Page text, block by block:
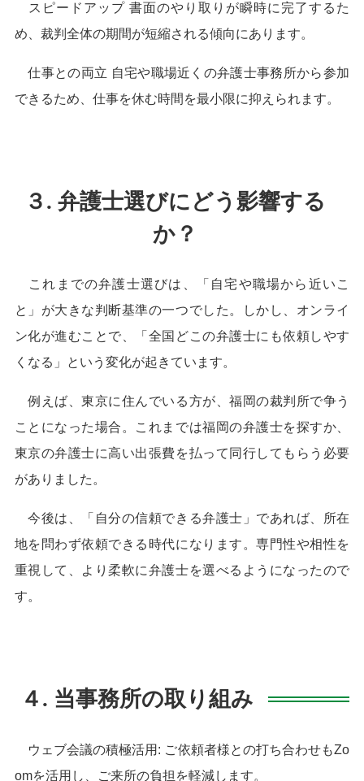
スピードアップ 書面のやり取りが瞬時に完了するた
め、裁判全体の期間が短縮される傾向にあります。
仕事との両立 自宅や職場近くの弁護士事務所から参加
できるため、仕事を休む時間を最小限に抑えられます。
３. 弁護士選びにどう影響する
か？
これまでの弁護士選びは、「自宅や職場から近いこ
と」が大きな判断基準の一つでした。しかし、オンライ
ン化が進むことで、「全国どこの弁護士にも依頼しやす
くなる」という変化が起きています。
例えば、東京に住んでいる方が、福岡の裁判所で争う
ことになった場合。これまでは福岡の弁護士を探すか、
東京の弁護士に高い出張費を払って同行してもらう必要
がありました。
今後は、「自分の信頼できる弁護士」であれば、所在
地を問わず依頼できる時代になります。専門性や相性を
重視して、より柔軟に弁護士を選べるようになったので
す。
４. 当事務所の取り組み
ウェブ会議の積極活用: ご依頼者様との打ち合わせもZo
omを活用し、ご来所の負担を軽減します。